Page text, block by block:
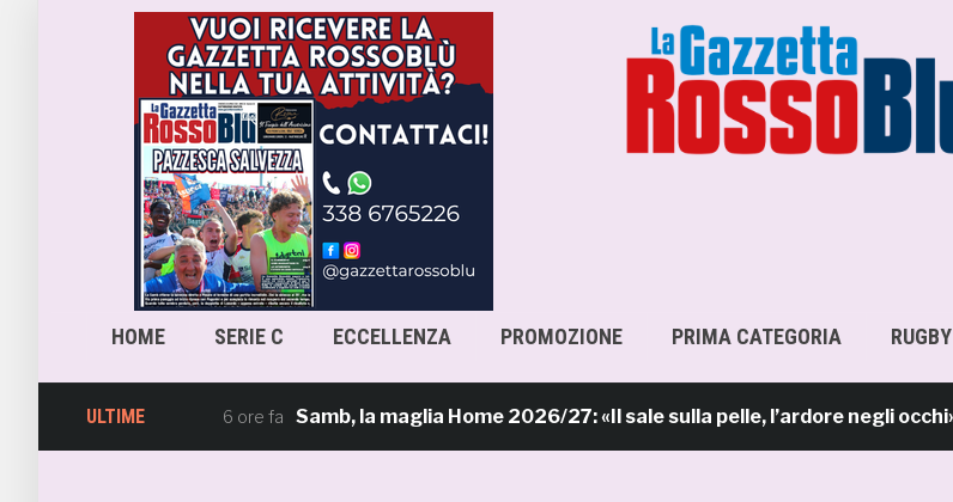
HOME SERIE C ECCELLENZA PROMOZIONE PRIMA CATEGORIA RUGBY
ULTIME Samb, la maglia Home 2026/27: «Il sale sulla pelle, l’ardore negli occhi»